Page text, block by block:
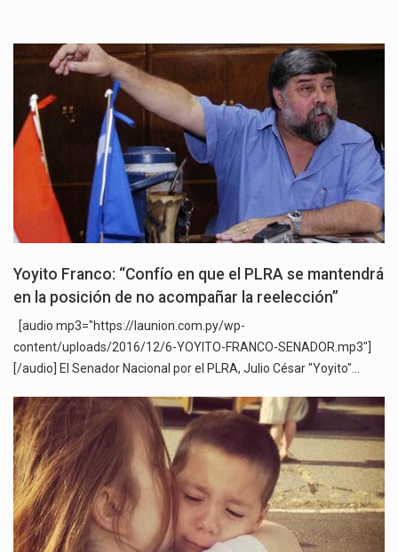
Yoyito Franco: “Confío en que el PLRA se mantendrá
en la posición de no acompañar la reelección”
[audio mp3="https://launion.com.py/wp-
content/uploads/2016/12/6-YOYITO-FRANCO-SENADOR.mp3"]
[/audio] El Senador Nacional por el PLRA, Julio César "Yoyito"…